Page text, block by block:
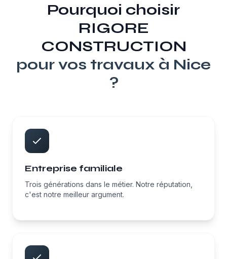
Pourquoi choisir
RIGORE
CONSTRUCTION
pour vos travaux à Nice
?
Entreprise familiale
Trois générations dans le métier. Notre réputation,
c'est notre meilleur argument.